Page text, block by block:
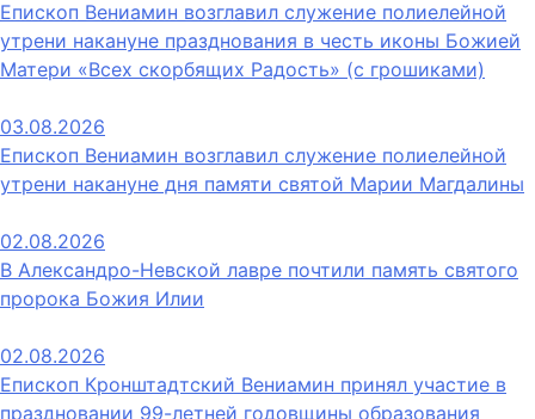
Епископ Вениамин возглавил служение полиелейной
утрени накануне празднования в честь иконы Божией
Матери «Всех скорбящих Радость» (с грошиками)
03.08.2026
Епископ Вениамин возглавил служение полиелейной
утрени накануне дня памяти святой Марии Магдалины
02.08.2026
В Александро-Невской лавре почтили память святого
пророка Божия Илии
02.08.2026
Епископ Кронштадтский Вениамин принял участие в
праздновании 99-летней годовщины образования